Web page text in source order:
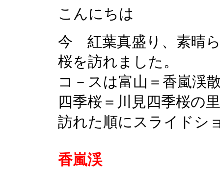
こんにちは
今 紅葉真盛り、素晴
桜を訪れました。
コ－スは富山＝香嵐渓
四季桜＝川見四季桜の
訪れた順にスライドシ
香嵐渓